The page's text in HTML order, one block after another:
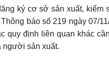
ký cơ sở sản xuất, kiểm
báo số 219 ngày 07/
quy định liên quan khác
người sản xuất.